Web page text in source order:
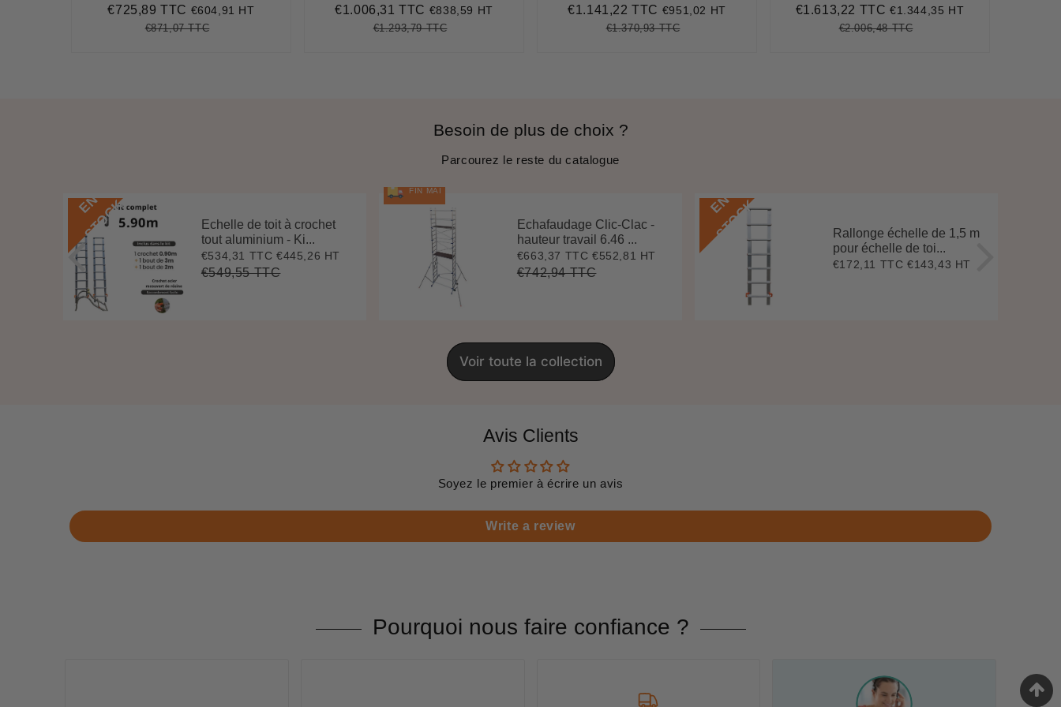
Prix
€725,89 TTC €725,89
€604,91 HT
Prix
€871,07 TTC€871,07
Prix
€1.006,31 TTC €1.006,31
€838,59 HT
Prix
€1.293,79 TTC€1.293,79
Prix
€1.141,22 TTC €1.141,22
€951,02 HT
Prix
€1.370,93 TTC€1.370,93
Prix
€1.613,22 TTC€1.613,22
€1.344,35 HT
Prix
€2.006,48 TTC€2.006,48
Besoin de plus de choix ?
Parcourez le reste du catalogue
E
N
S
T
O
C
K
Echelle de toit à crochet
tout aluminium - Ki...
Prix
réduit
€534,31 TTC €534,31
€445,26 HT
Prix
€549,55 TTC€549,55
FIN MAI
Echafaudage Clic-Clac -
hauteur travail 6.46 ...
Prix
réduit
€663,37 TTC €663,37
€552,81 HT
Prix
€742,94 TTC€742,94
E
N
S
T
O
C
K
Rallonge échelle de 1,5 m
pour échelle de toi...
Prix
€172,11 TTC €172,11
€143,43 HT
Voir toute la collection
Avis Clients
Soyez le premier à écrire un avis
Write a review
Pourquoi nous faire confiance ?